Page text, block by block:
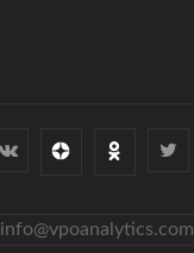
info@vpoanalytics.com